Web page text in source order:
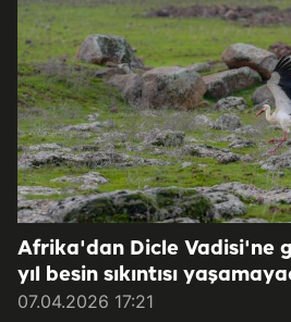
Afrika'dan Dicle Vadisi'ne
yıl besin sıkıntısı
07.04.2026 17:21